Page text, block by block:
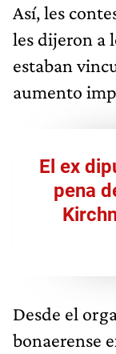
Así, les
les dijeron a
estaban
aumento
El ex
pena
Desde el
bonaerense